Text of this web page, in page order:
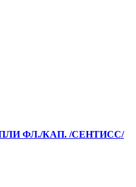
ФЛ./КАП. /СЕНТИСС/